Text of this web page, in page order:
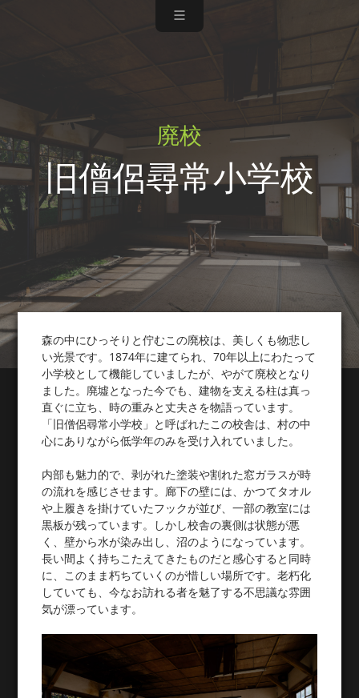
廃校
旧僧侶尋常小学校
森の中にひっそりと佇むこの廃校は、美しくも物悲し
い光景です。1874年に建てられ、70年以上にわたって
小学校として機能していましたが、やがて廃校となり
ました。廃墟となった今でも、建物を支える柱は真っ
直ぐに立ち、時の重みと丈夫さを物語っています。
「旧僧侶尋常小学校」と呼ばれたこの校舎は、村の中
心にありながら低学年のみを受け入れていました。
内部も魅力的で、剥がれた塗装や割れた窓ガラスが時
の流れを感じさせます。廊下の壁には、かつてタオル
や上履きを掛けていたフックが並び、一部の教室には
黒板が残っています。しかし校舎の裏側は状態が悪
く、壁から水が染み出し、沼のようになっています。
長い間よく持ちこたえてきたものだと感心すると同時
に、このまま朽ちていくのが惜しい場所です。老朽化
していても、今なお訪れる者を魅了する不思議な雰囲
気が漂っています。